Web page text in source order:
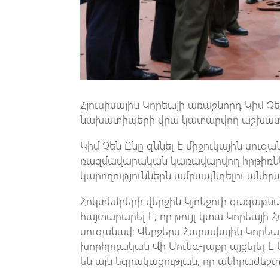
Հյուսիսային Կորեայի առաջնորդ Կիմ
նախատիպերի վրա կատարվող
Կիմ Չեն Ընը զննել է միջուկային
ռազմավարական կառավարվող
կարողություններն ամրապնդելու
Հոկտեմբերի վերջին Կյոնջուի
հայտարարել է, որ թույլ կտա Կորեայի
սուզանավ: Վերջերս Հարավային
խորհրդական Վի Սունգ-լաքը այցելել է
են այն եզրակացության, որ